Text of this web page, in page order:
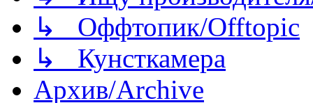
↳ Оффтопик/Offtopic
↳ Кунсткамера
Архив/Archive